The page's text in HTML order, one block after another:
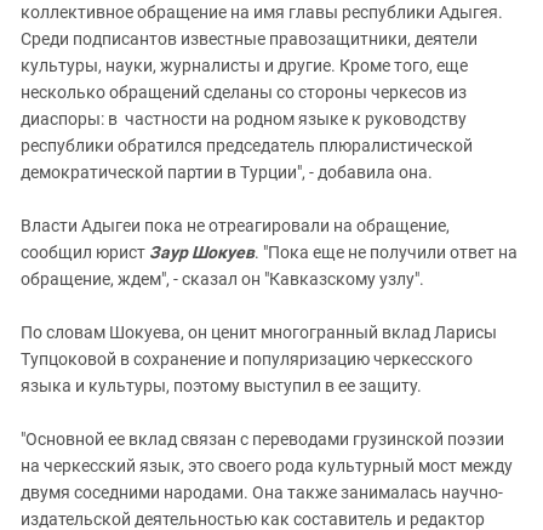
коллективное обращение на имя главы республики Адыгея.
Среди подписантов известные правозащитники, деятели
культуры, науки, журналисты и другие. Кроме того, еще
несколько обращений сделаны со стороны черкесов из
диаспоры: в частности на родном языке к руководству
республики обратился председатель плюралистической
демократической партии в Турции", - добавила она.
Власти Адыгеи пока не отреагировали на обращение,
сообщил юрист Заур Шокуев. "Пока еще не получили ответ на
обращение, ждем", - сказал он "Кавказскому узлу".
По словам Шокуева, он ценит многогранный вклад Ларисы
Тупцоковой в сохранение и популяризацию черкесского
языка и культуры, поэтому выступил в ее защиту.
"Основной ее вклад связан с переводами грузинской поэзии
на черкесский язык, это своего рода культурный мост между
двумя соседними народами. Она также занималась научно-
издательской деятельностью как составитель и редактор